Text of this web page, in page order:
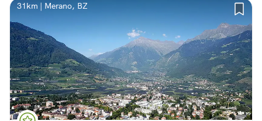
31km | Merano, BZ